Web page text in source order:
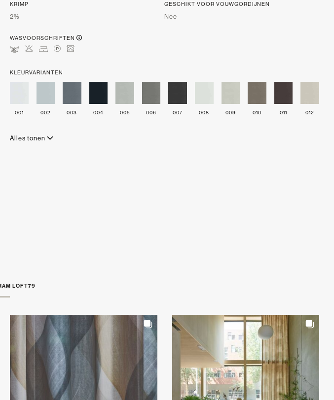
KRIMP
2%
GESCHIKT VOOR VOUWGORDIJNEN
Nee
WASVOORSCHRIFTEN
mHDLU
KLEURVARIANTEN
001 002 003 004 005 006 007 008 009 010 011 012
Alles tonen
LOFT79